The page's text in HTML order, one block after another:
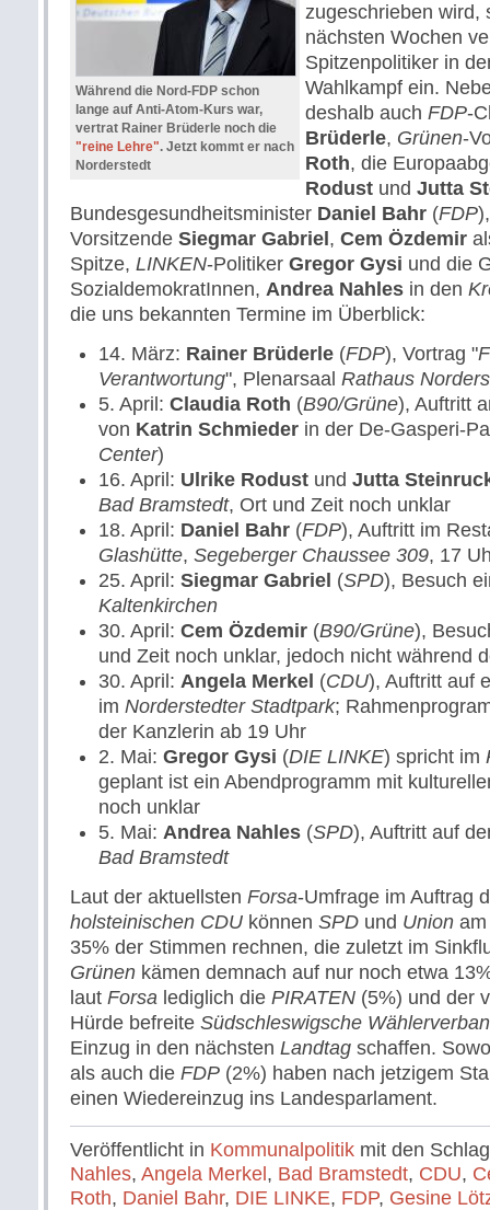
Während die Nord-FDP schon
lange auf Anti-Atom-Kurs war,
vertrat Rainer Brüderle noch die
"reine Lehre". Jetzt kommt er nach
Norderstedt
zugeschrieben wird,
nächsten Wochen
Spitzenpolitiker in
Wahlkampf ein.
deshalb auch FDP-
Brüderle, Grünen-
Roth, die
Rodust und Jutta
Bundesgesundheitsminister Daniel Bahr (FDP
Vorsitzende Siegmar Gabriel , Cem Özdemir
Spitze, LINKEN-Politiker Gregor Gysi und die
SozialdemokratInnen, Andrea Nahles in den
die uns bekannten Termine im Überblick:
14. März: Rainer Brüderle (FDP), Vortrag "
Verantwortung", Plenarsaal Rathaus
5. April: Claudia Roth (B90/Grüne), Auftritt
von Katrin Schmieder in der De-Gasperi-
Center)
16. April: Ulrike Rodust und Jutta
Bad Bramstedt, Ort und Zeit noch unklar
18. April: Daniel Bahr (FDP), Auftritt im
Glashütte, Segeberger Chaussee 309, 17
25. April: Siegmar Gabriel (SPD), Besuch
Kaltenkirchen
30. April: Cem Özdemir (B90/Grüne),
und Zeit noch unklar, jedoch nicht während
30. April: Angela Merkel (CDU), Auftritt auf
im Norderstedter Stadtpark;
der Kanzlerin ab 19 Uhr
2. Mai: Gregor Gysi (DIE LINKE) spricht im
geplant ist ein Abendprogramm mit
noch unklar
5. Mai: Andrea Nahles (SPD), Auftritt auf
Bad Bramstedt
Laut der aktuellsten Forsa-Umfrage im Auftrag
holsteinischen CDU können SPD und Union
35% der Stimmen rechnen, die zuletzt im
Grünen kämen demnach auf nur noch etwa
laut Forsa lediglich die PIRATEN (5%) und der
Hürde befreite Südschleswigsche
Einzug in den nächsten Landtag schaffen.
als auch die FDP (2%) haben nach jetzigem
einen Wiedereinzug ins Landesparlament.
Veröffentlicht in Kommunalpolitik mit den
Nahles, Angela Merkel , Bad Bramstedt, CDU,
Roth, Daniel Bahr, DIE LINKE, FDP, Gesine